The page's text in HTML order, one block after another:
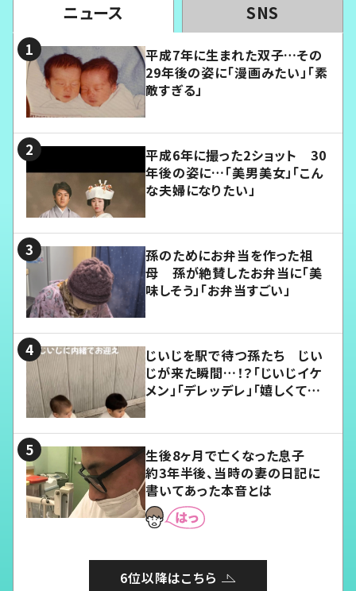
ニュース SNS
平成7年に生まれた双子…その
29年後の姿に「漫画みたい」「素
敵すぎる」
平成6年に撮った2ショット 30
年後の姿に…「美男美女」「こん
な夫婦になりたい」
孫のためにお弁当を作った祖
母 孫が絶賛したお弁当に「美
味しそう」「お弁当すごい」
じいじを駅で待つ孫たち じい
じが来た瞬間…！？「じいじイケ
メン」「デレッデレ」「嬉しくて可
生後8ヶ月で亡くなった息子
約3年半後、当時の妻の日記に
書いてあった本音とは
6位以降はこちら